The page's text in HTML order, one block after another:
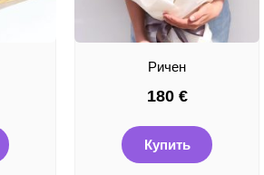
Ричен
180 €
Купить